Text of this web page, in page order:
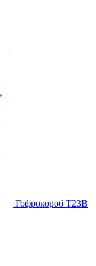
Гофрокороб Т23В